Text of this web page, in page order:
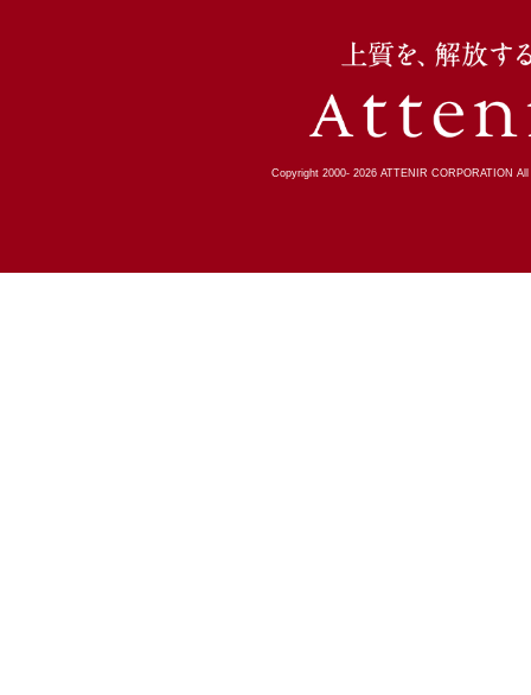
Copyright 2000- 2026ATTENIR CORPORATION